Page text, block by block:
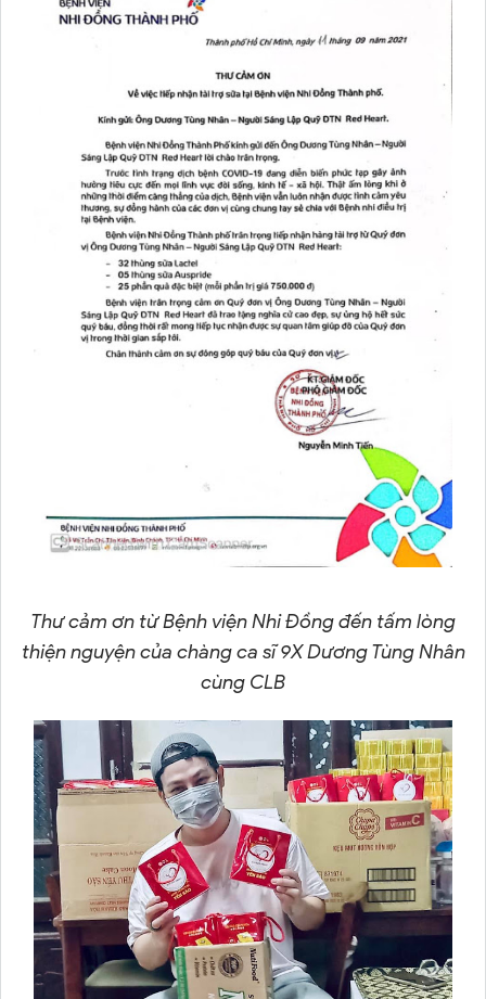
Thư cảm ơn từ Bệnh viện Nhi Đồng đến tấm lòng
thiện nguyện của chàng ca sĩ 9X Dương Tùng Nhân
cùng CLB